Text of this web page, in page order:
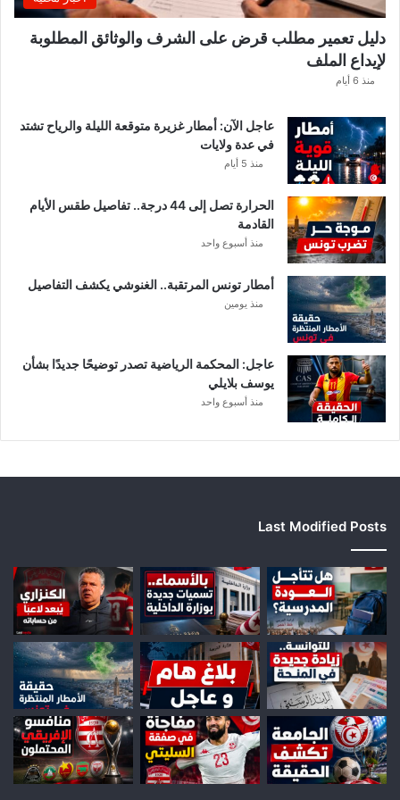
ج
د
ة
ت
ث
ي
ر
ل
ت
س
ا
ؤ
ل
ا
ت
دليل تعمير مطلب قرض على الشرف والوثائق المطلوبة
لإيداع الملف
منذ 6 أيام
عاجل الآن: أمطار غزيرة متوقعة الليلة والرياح تشتد
في عدة ولايات
منذ 5 أيام
الحرارة تصل إلى 44 درجة.. تفاصيل طقس الأيام
القادمة
منذ أسبوع واحد
أمطار تونس المرتقبة.. الغنوشي يكشف التفاصيل
منذ يومين
عاجل: المحكمة الرياضية تصدر توضيحًا جديدًا بشأن
يوسف بلايلي
منذ أسبوع واحد
Last Modified Posts